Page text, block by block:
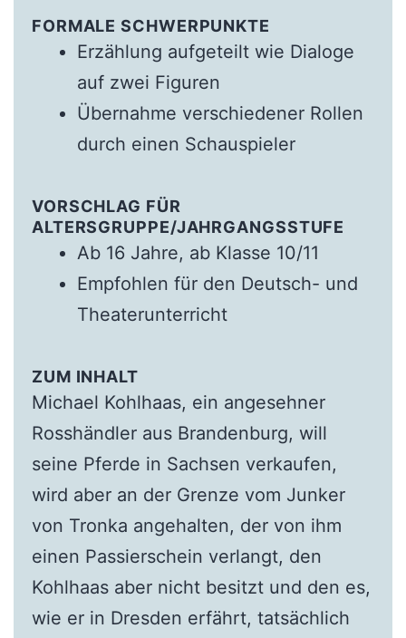
FORMALE SCHWERPUNKTE
Erzählung aufgeteilt wie Dialoge
auf zwei Figuren
Übernahme verschiedener Rollen
durch einen Schauspieler
VORSCHLAG FÜR
ALTERSGRUPPE/JAHRGANGSSTUFE
Ab 16 Jahre, ab Klasse 10/11
Empfohlen für den Deutsch- und
Theaterunterricht
ZUM INHALT
Michael Kohlhaas, ein angesehner
Rosshändler aus Brandenburg, will
seine Pferde in Sachsen verkaufen,
wird aber an der Grenze vom Junker
von Tronka angehalten, der von ihm
einen Passierschein verlangt, den
Kohlhaas aber nicht besitzt und den es,
wie er in Dresden erfährt, tatsächlich